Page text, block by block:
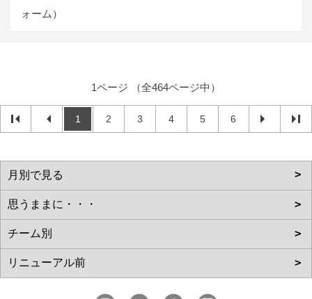
ォーム）
1ページ （全464ページ中）
1 2 3 4 5 6